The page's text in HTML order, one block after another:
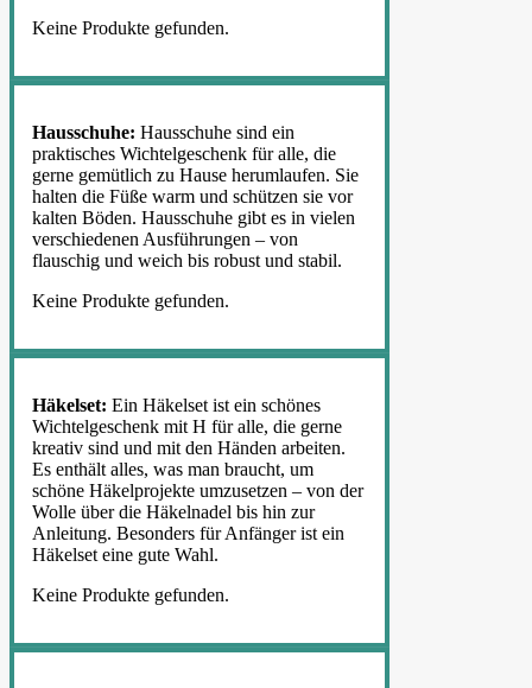
Keine Produkte gefunden.
Hausschuhe: Hausschuhe sind ein
praktisches Wichtelgeschenk für alle, die
gerne gemütlich zu Hause herumlaufen. Sie
halten die Füße warm und schützen sie vor
kalten Böden. Hausschuhe gibt es in vielen
verschiedenen Ausführungen – von
flauschig und weich bis robust und stabil.
Keine Produkte gefunden.
Häkelset: Ein Häkelset ist ein schönes
Wichtelgeschenk mit H für alle, die gerne
kreativ sind und mit den Händen arbeiten.
Es enthält alles, was man braucht, um
schöne Häkelprojekte umzusetzen – von der
Wolle über die Häkelnadel bis hin zur
Anleitung. Besonders für Anfänger ist ein
Häkelset eine gute Wahl.
Keine Produkte gefunden.